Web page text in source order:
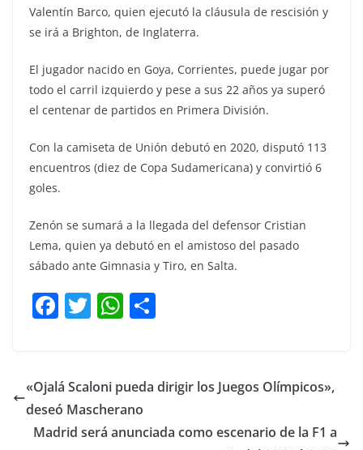
Valentín Barco, quien ejecutó la cláusula de rescisión y
se irá a Brighton, de Inglaterra.
El jugador nacido en Goya, Corrientes, puede jugar por
todo el carril izquierdo y pese a sus 22 años ya superó
el centenar de partidos en Primera División.
Con la camiseta de Unión debutó en 2020, disputó 113
encuentros (diez de Copa Sudamericana) y convirtió 6
goles.
Zenón se sumará a la llegada del defensor Cristian
Lema, quien ya debutó en el amistoso del pasado
sábado ante Gimnasia y Tiro, en Salta.
F
a
e
b
o
T
w
er
W
h
s
A
p
p
tir
«Ojalá Scaloni pueda dirigir los Juegos Olímpicos»,
deseó Mascherano
Madrid será anunciada como escenario de la F1 a